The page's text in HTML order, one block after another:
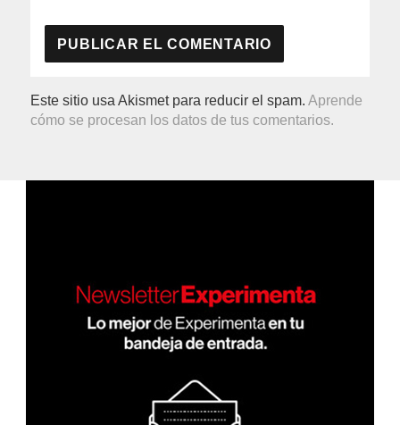
Este sitio usa Akismet para reducir el spam.Aprende
cómo se procesan los datos de tus comentarios.